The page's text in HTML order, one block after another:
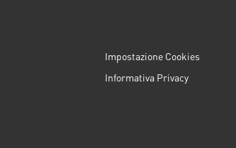
Impostazione Cookies
Informativa Privacy